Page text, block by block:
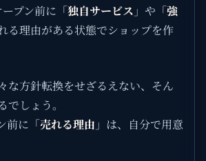
プン前に「独自サービス 」や「強
る理由がある状態でショップを作
な方針転換をせざるえない、そん
でしょう。
前に「売れる理由 」は、自分で用意